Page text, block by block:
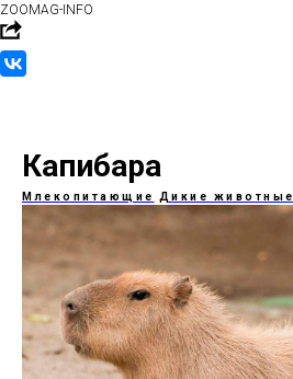
ZOOMAG-INFO
Капибара
Млекопитающие Дикие животные